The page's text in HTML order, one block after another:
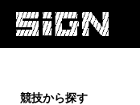
競技から探す